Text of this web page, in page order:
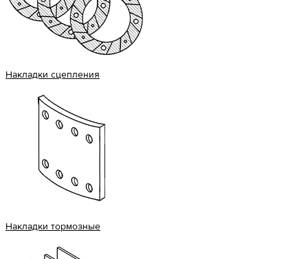
Накладки сцепления
Накладки тормозные